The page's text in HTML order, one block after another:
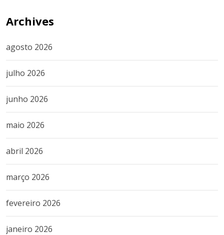
Archives
agosto 2026
julho 2026
junho 2026
maio 2026
abril 2026
março 2026
fevereiro 2026
janeiro 2026